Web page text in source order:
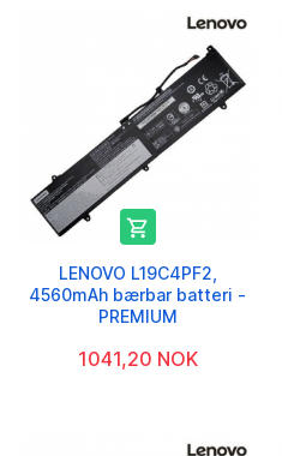

LENOVO L19C4PF2,
4560mAh bærbar batteri -
PREMIUM
1041,20 NOK